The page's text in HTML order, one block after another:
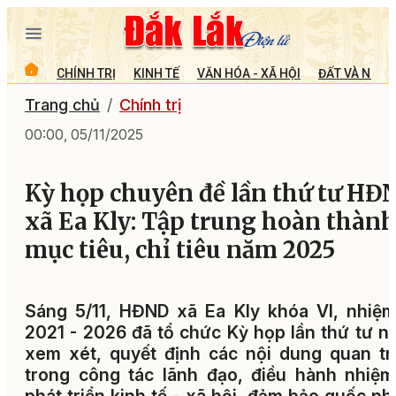
CHÍNH TRỊ KINH TẾ VĂN HÓA - XÃ HỘI ĐẤT VÀ
Trang chủ Chính trị
00:00, 05/11/2025
Kỳ họp chuyên đề lần thứ tư
xã Ea Kly: Tập trung hoàn thành
mục tiêu, chỉ tiêu năm 2025
Sáng 5/11, HĐND xã Ea Kly khóa VI,
2021 - 2026 đã tổ chức Kỳ họp lần thứ tư
xem xét, quyết định các nội dung quan
trong công tác lãnh đạo, điều hành